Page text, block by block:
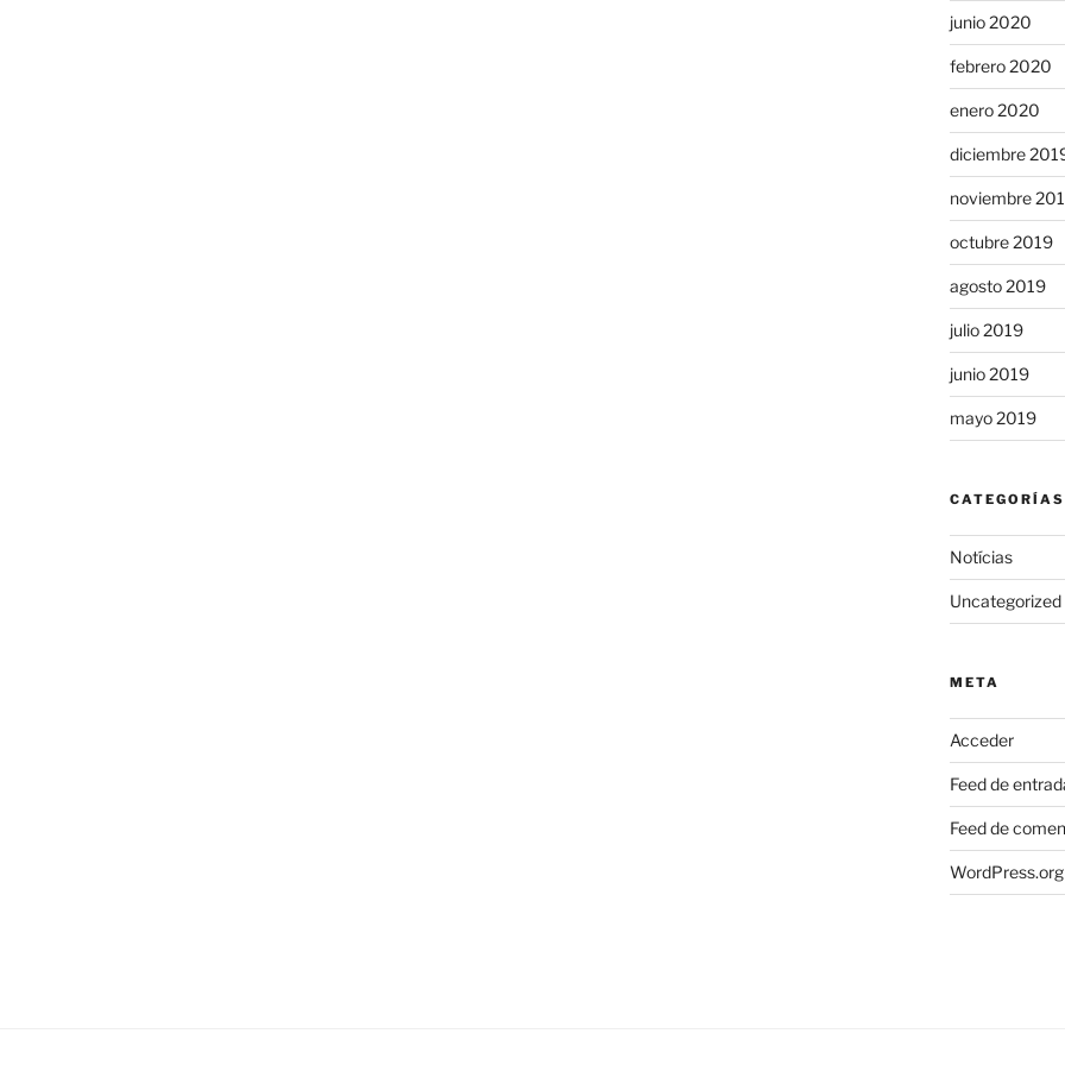
junio 2020
febrero 2020
enero 2020
diciembre
noviembre
octubre 2019
agosto 2019
julio 2019
junio 2019
mayo 2019
CATEGORÍAS
Notícias
Uncategorized
META
Acceder
Feed de
Feed de
WordPress.org